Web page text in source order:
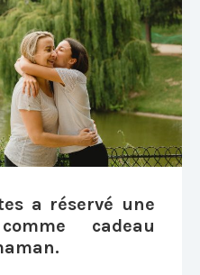
a réservé une
cadeau